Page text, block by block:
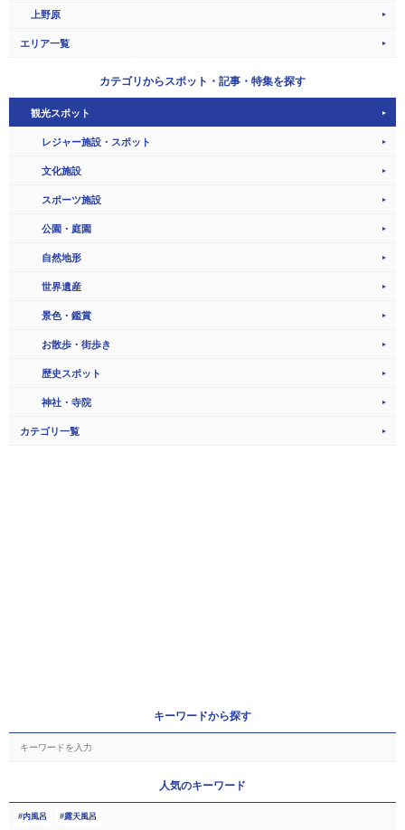
上野原
エリア一覧
カテゴリからスポット・記事・特集を探す
観光スポット
レジャー施設・スポット
文化施設
スポーツ施設
公園・庭園
自然地形
世界遺産
景色・鑑賞
お散歩・街歩き
歴史スポット
神社・寺院
カテゴリ一覧
キーワードから探す
人気のキーワード
内風呂 露天風呂